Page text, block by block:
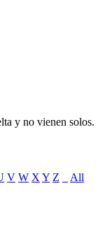
y no vienen solos.
V W X Y Z
All